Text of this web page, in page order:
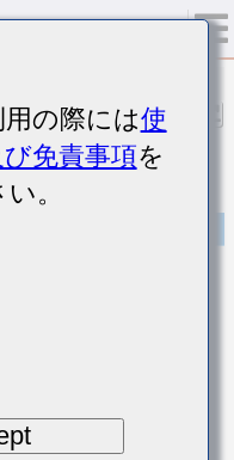
補償用)]
の際には使
免責事項を
。